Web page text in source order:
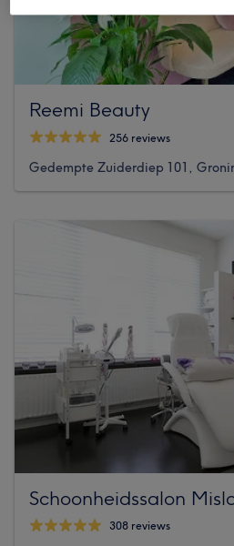
Reemi Beauty
256 reviews
Gedempte Zuiderdiep 101,
Schoonheidssalon
308 reviews